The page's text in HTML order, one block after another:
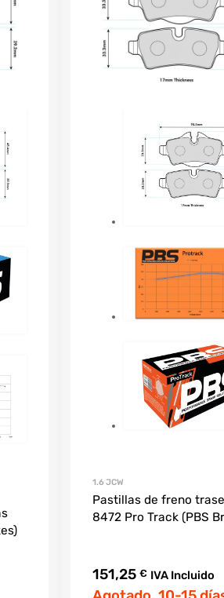
1.6 JCW
Pastillas de freno
8472 Pro Track (PBS
151,25 € IVA Incluido